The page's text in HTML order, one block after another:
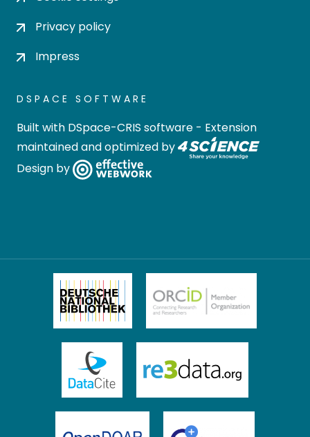
Privacy policy
Impress
DSPACE SOFTWARE
Built with DSpace-CRIS software - Extension
maintained and optimized by
Design by